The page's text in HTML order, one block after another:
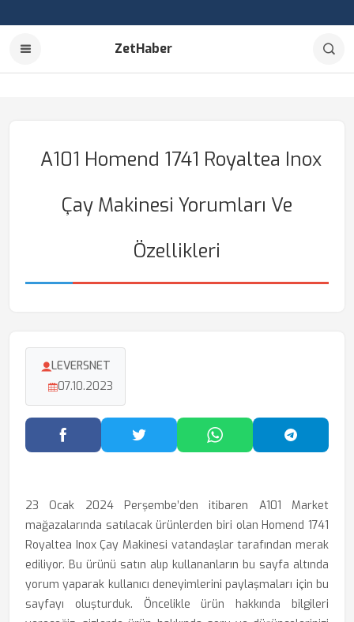
ZetHaber
A101 Homend 1741 Royaltea Inox
Çay Makinesi Yorumları Ve
Özellikleri
LEVERSNET
07.10.2023
Facebook'ta PaylaşTwitter'da PaylaşWhatsApp'ta Paylaş
23 Ocak 2024 Perşembe’den itibaren A101 Market
mağazalarında satılacak ürünlerden biri olan Homend 1741
Royaltea Inox Çay Makinesi vatandaşlar tarafından merak
ediliyor. Bu ürünü satın alıp kullananların bu sayfa altında
yorum yaparak kullanıcı deneyimlerini paylaşmaları için bu
sayfayı oluşturduk. Öncelikle ürün hakkında bilgileri